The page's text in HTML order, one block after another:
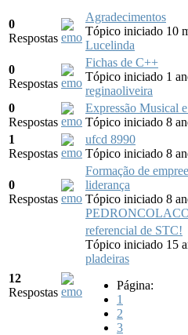
0
Respostas
Agradecimentos
Tópico iniciado 10
Lucelinda
0
Respostas
Fichas de C++
Tópico iniciado 1
reginaoliveira
0
Respostas
Expressão Musical
Tópico iniciado 8
1
Respostas
ufcd 8990
Tópico iniciado 8
0
Respostas
Formação de
liderança
Tópico iniciado 8
12
Respostas
referencial de STC!
Tópico iniciado 15
pladeiras
Página:
1
2
3